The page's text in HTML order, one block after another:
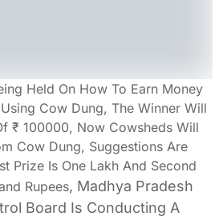
Held On How To Earn Money
Cow Dung, The Winner Will
₹ 100000, Now Cowsheds Will
Cow Dung, Suggestions Are
Prize Is One Lakh And Second
Rupees, Madhya Pradesh
Board Is Conducting A